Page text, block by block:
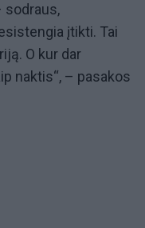
sodraus,
įtikti. Tai
O kur dar
naktis“, – pasakos